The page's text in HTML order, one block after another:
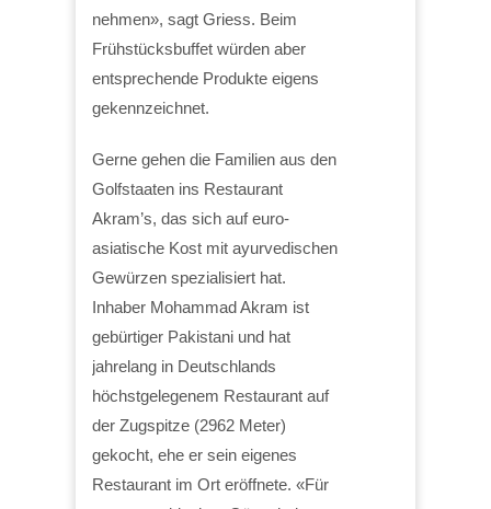
nehmen», sagt Griess. Beim
Frühstücksbuffet würden aber
entsprechende Produkte eigens
gekennzeichnet.
Gerne gehen die Familien aus den
Golfstaaten ins Restaurant
Akram’s, das sich auf euro-
asiatische Kost mit ayurvedischen
Gewürzen spezialisiert hat.
Inhaber Mohammad Akram ist
gebürtiger Pakistani und hat
jahrelang in Deutschlands
höchstgelegenem Restaurant auf
der Zugspitze (2962 Meter)
gekocht, ehe er sein eigenes
Restaurant im Ort eröffnete. «Für